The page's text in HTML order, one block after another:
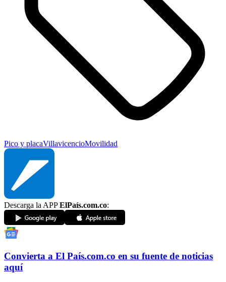
Pico y placaVillavicencioMovilidad
Descarga la APPElPaís.com.co:
Convierta a El País.com.co en su fuente de noticias
aquí